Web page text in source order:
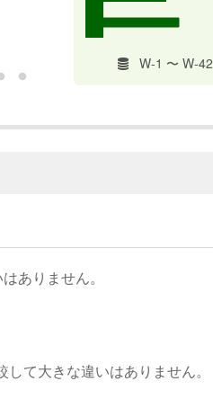
2018/12/17W-1 〜 W-42
ありません。
て大きな違いはありません。